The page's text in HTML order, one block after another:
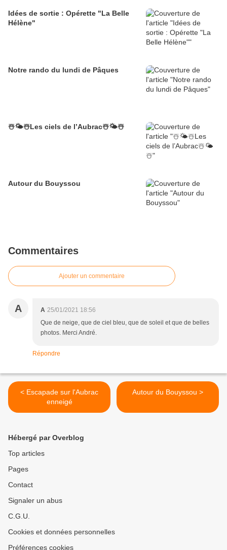
Idées de sortie : Opérette "La Belle
Hélène"
Notre rando du lundi de Pâques
☃️🌤☃️Les ciels de l’Aubrac☃️🌤☃️
Autour du Bouyssou
Commentaires
Ajouter un commentaire
A A 25/01/2021 18:56
Que de neige, que de ciel bleu, que de soleil et que de belles
photos. Merci André.
Répondre
< Escapade sur l'Aubrac
enneigé
Autour du Bouyssou >
Hébergé par Overblog
Top articles
Pages
Contact
Signaler un abus
C.G.U.
Cookies et données personnelles
Préférences cookies